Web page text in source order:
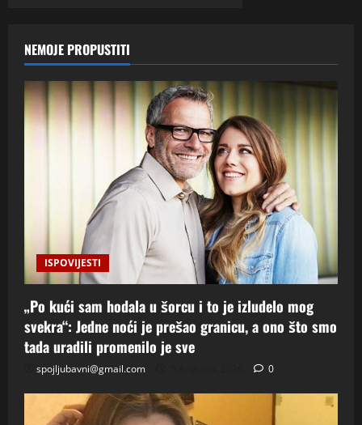
NEMOJE PROPUSTITI
ISPOVIJESTI
„Po kući sam hodala u šorcu i to je izludelo mog
svekra“: Jedne noći je prešao granicu, a ono što smo
tada uradili promenilo je sve
spojljubavni@gmail.com 0